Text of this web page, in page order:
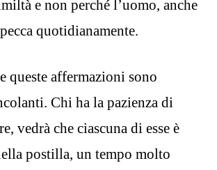
e non perché l’uomo, anche
quotidianamente.
queste affermazioni sono
Chi ha la pazienza di
vedrà che ciascuna di esse è
postilla, un tempo molto